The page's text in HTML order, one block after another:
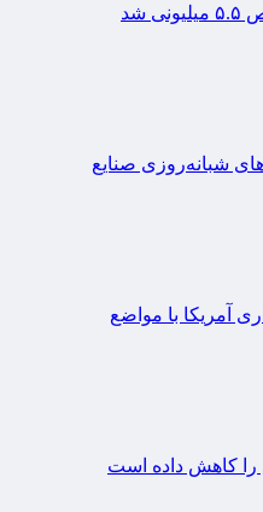
آمریکا با مواضع
را کاهش داده است